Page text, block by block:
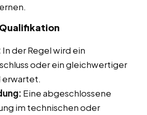
In der Regel wird ein
oder ein gleichwertiger
erwartet.
Eine abgeschlossene
im technischen oder